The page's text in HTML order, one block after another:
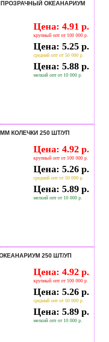
ОКЕАНАРИУМ
Цена: 4.91 р.
крупный опт от 100 000 р.
Цена: 5.25 р.
средний опт от 50 000 р.
Цена: 5.88 р.
мелкий опт от 10 000 р.
КОЛЕЧКИ 250 ШТ/УП
Цена: 4.92 р.
крупный опт от 100 000 р.
Цена: 5.26 р.
средний опт от 50 000 р.
Цена: 5.89 р.
мелкий опт от 10 000 р.
250 ШТ/УП
Цена: 4.92 р.
крупный опт от 100 000 р.
Цена: 5.26 р.
средний опт от 50 000 р.
Цена: 5.89 р.
мелкий опт от 10 000 р.